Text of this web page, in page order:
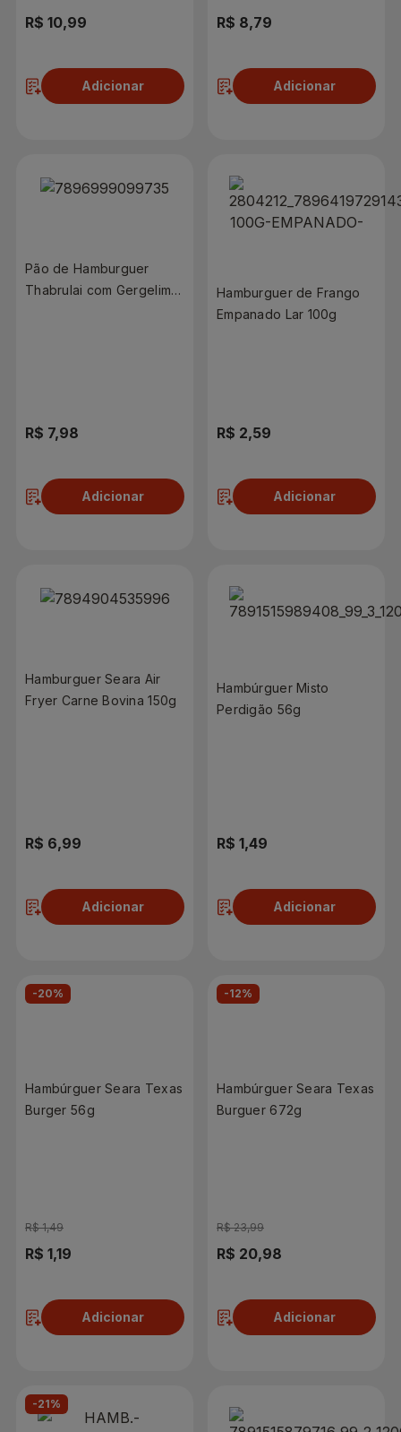
R$ 10,99
Adicionar
R$ 8,79
Adicionar
Pão de Hamburguer
Thabrulai com Gergelim
R$ 7,98
Adicionar
Hamburguer de Frango
Empanado Lar 100g
R$ 2,59
Adicionar
Hamburguer Seara Air
Fryer Carne Bovina 150g
R$ 6,99
Adicionar
Hambúrguer Misto
Perdigão 56g
R$ 1,49
Adicionar
-20%
Hambúrguer Seara Texas
Burger 56g
R$ 1,49
R$ 1,19
Adicionar
-12%
Hambúrguer Seara Texas
Burguer 672g
R$ 23,99
R$ 20,98
Adicionar
-21%